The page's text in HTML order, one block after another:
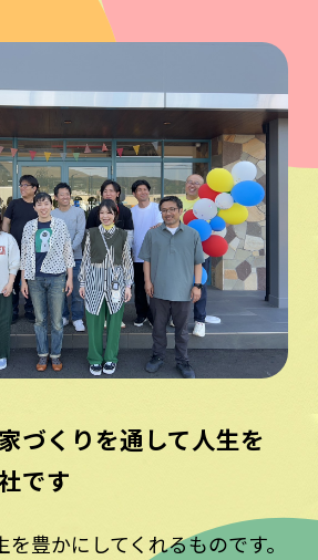
づくりを通して人生を
です
豊かにしてくれるものです。